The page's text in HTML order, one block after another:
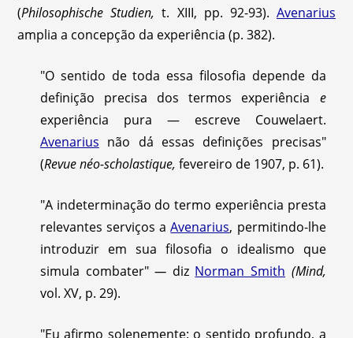
(Philosophische Studien, t. XIII, pp. 92-93). Avenarius
amplia a concepção da experiência (p. 382).
"O sentido de toda essa filosofia depende da
definição precisa dos termos experiência e
experiência pura — escreve Couwelaert.
Avenarius não dá essas definições precisas"
(Revue néo-scholastique, fevereiro de 1907, p. 61).
"A indeterminação do termo experiência presta
relevantes serviços aAvenarius, permitindo-lhe
introduzir em sua filosofia o idealismo que
simula combater"— diz Norman Smith (Mind,
vol. XV, p. 29).
"Eu afirmo solenemente: o sentido profundo, a